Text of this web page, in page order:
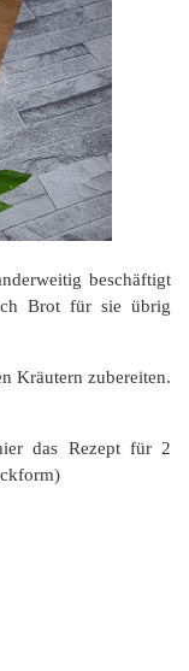
beschäftigt
Brot für sie übrig
Kräutern zubereiten.
das Rezept für 2